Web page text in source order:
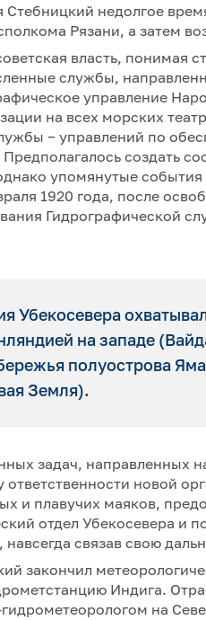
недолгое
Рязани, а затем
власть, понимая
службы,
управление
на всех морских
− управлений по
создать
упомянутые
1920 года, после
Гидрографической
Убекосевера
на западе
полуострова
Земля).
задач, направленных
ответственности новой
и плавучих маяков,
отдел Убекосевера и
связав свою
закончил
Индига.
на